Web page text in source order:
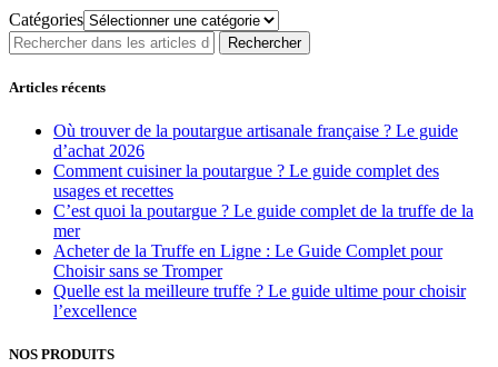
Catégories
Rechercher
Articles récents
Où trouver de la poutargue artisanale française ? Le guide
d’achat 2026
Comment cuisiner la poutargue ? Le guide complet des
usages et recettes
C’est quoi la poutargue ? Le guide complet de la truffe de la
mer
Acheter de la Truffe en Ligne : Le Guide Complet pour
Choisir sans se Tromper
Quelle est la meilleure truffe ? Le guide ultime pour choisir
l’excellence
NOS PRODUITS